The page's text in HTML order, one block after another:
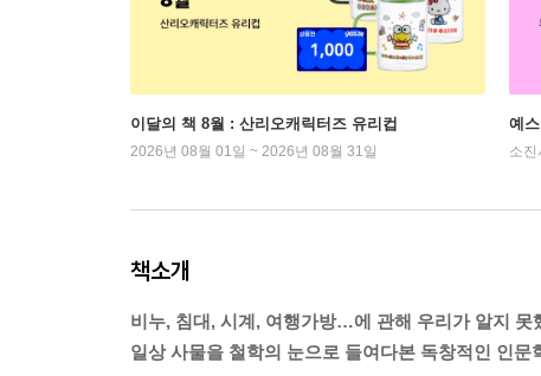
이달의 책 8월 : 산리오캐릭터즈 유리컵
2026년 08월 01일 ~ 2026년 08월 31일
예
소진
책소개
비누, 침대, 시계, 여행가방…에 관해 우리가 알지 못
일상 사물을 철학의 눈으로 들여다본 독창적인 인문